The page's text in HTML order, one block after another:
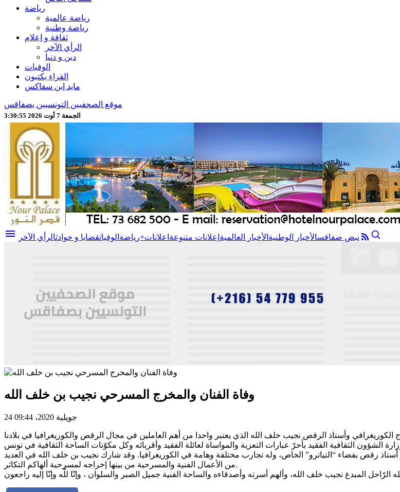
رياضة
رياضة عالمية
رياضة وطنية
ثقافة و إعلام
الرأي الآخر
دين و دنيا
الوفيات
القراء يكتبون
مايد إين سفاكس
موقع الصحفيين التونسيين بصفاقس
الجمعة 7 أوت 2026 3:30:57
menu نبض صفاقسالأخبار الوطنية الأخبار العالمية إعلانات متنوعة اعلانات+رياضة الوفياتقضايا و حوادثالرأي الآخر
وفاة الفنان والمخرج المسرحي نجيب بن خلف الله
24 جويلية 2020، 09:44
للرقص باليونسكو، وهو أستاذ رقص بفضاء “التياترو” الخاص، وله تجارب مختلفة وهامة في الكوريغرافيا. وقد شارك نجيب بن خلف الله في العديد
من الأعمال الفنية والمسرحية من بينها إخراجه لمسرحية ألهاكم التكاثر.